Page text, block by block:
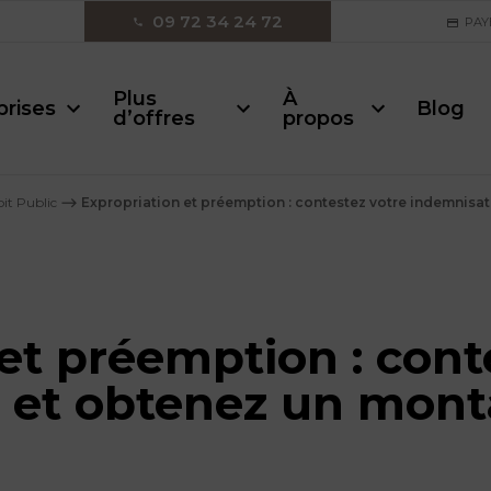
09 72 34 24 72
Plus
d’offres
À
propos
Blog
Public ⟶ Expropriation et préemption : contestez votre
préemption :
obtenez un